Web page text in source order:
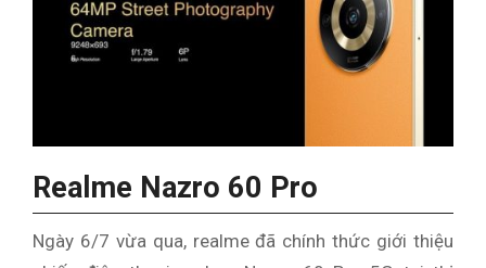
Realme Nazro 60 Pro
Ngày 6/7 vừa qua, realme đã chính thức giới thiệu